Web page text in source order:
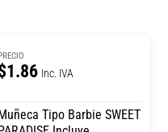
Inc. IVA
Tipo Barbie SWEET